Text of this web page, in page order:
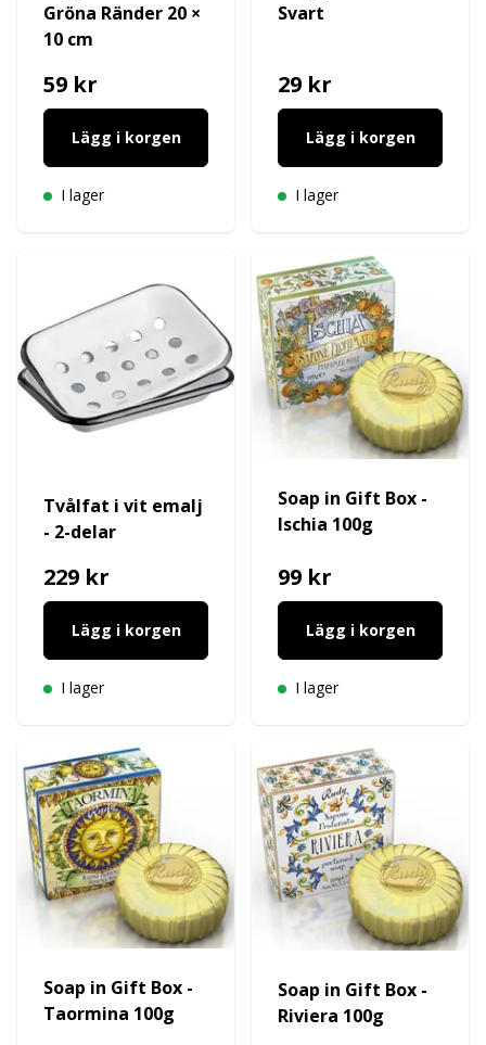
Gröna Ränder 20 ×
10 cm
59 kr
Lägg i korgen
I lager
Svart
29 kr
Lägg i korgen
I lager
Tvålfat i vit emalj
- 2-delar
229 kr
Lägg i korgen
I lager
Soap in Gift Box -
Ischia 100g
99 kr
Lägg i korgen
I lager
Soap in Gift Box -
Taormina 100g
Soap in Gift Box -
Riviera 100g